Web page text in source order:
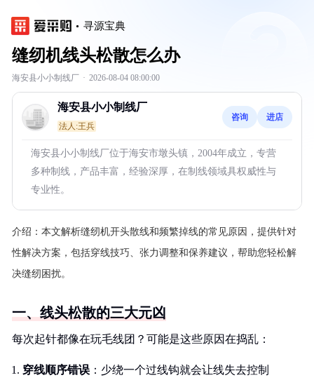
寻源宝典
缝纫机线头松散怎么办
海安县小小制线厂 · 2026-08-04 08:00:00
海安县小小制线厂
法人:王兵
咨询 进店
海安县小小制线厂位于海安市墩头镇，2004年成立，专营
多种制线，产品丰富，经验深厚，在制线领域具权威性与
专业性。
介绍： 本文解析缝纫机开头散线和频繁掉线的常见原因，提供针对
性解决方案，包括穿线技巧、张力调整和保养建议，帮助您轻松解
决缝纫困扰。
一、线头松散的三大元凶
每次起针都像在玩毛线团？可能是这些原因在捣乱：
穿线顺序错误 ：少绕一个过线钩就会让线失去控制